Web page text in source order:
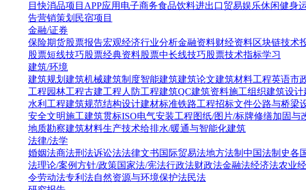
目快消品项目 APP应用 电子商务食品饮料进出口贸易娱乐休闲健身
告营销策划 民宿项目
金融/证券
保险期货股票报告宏观经济行业分析金融资料财经资料区块链技术
股票短线技巧股票经典资料股票中长线技巧股票技术指标学习
建筑/环境
建筑规划 建筑机械建筑制度智能建筑建筑论文建筑材料工程英语市
工程园林工程古建工程 人防工程建筑QC建筑资料施工组织建筑设计
水利工程建筑规范结构设计建材标准铁路工程招标文件公路与桥梁
安全文明施工建筑贯标ISO电气安装工程图纸/图片/标牌修缮加固与
地质勘察建筑材料生产技术给排水/暖通与智能化建筑
法律/法学
婚姻法商法刑法诉讼法法律文书国际贸易法地方法制 中国法制史各
法理论/案例方针/政策国家法/宪法行政法财政法金融法经济法农业
令劳动法专利法自然资源与环境保护法民法